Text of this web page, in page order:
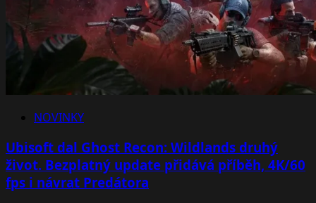
NOVINKY
Ubisoft dal Ghost Recon: Wildlands druhý
život. Bezplatný update přidává příběh, 4K/60
fps i návrat Predátora